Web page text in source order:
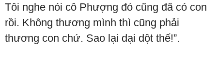
Tôi nghe nói cô Phượng đó cũng đã có con
rồi. Không thương mình thì cũng phải
thương con chứ. Sao lại dại dột thế!”.